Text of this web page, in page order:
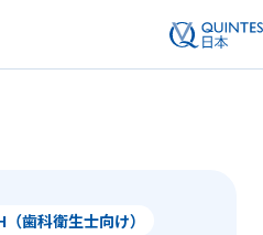
（歯科衛生士向け）